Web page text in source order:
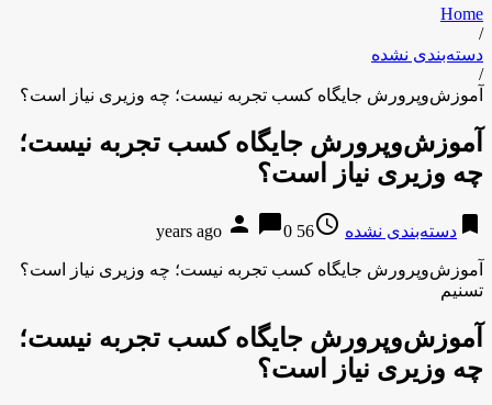
Home
/
دسته‌بندی نشده
/
آموزش‌وپرورش جایگاه کسب تجربه نیست؛ چه وزیری نیاز است؟
آموزش‌وپرورش جایگاه کسب تجربه نیست؛
چه وزیری نیاز است؟
bookmark دسته‌بندی نشده access_time
56 years ago
person chat_bubble0
آموزش‌وپرورش جایگاه کسب تجربه نیست؛ چه وزیری نیاز است؟
تسنیم
آموزش‌وپرورش جایگاه کسب تجربه نیست؛
چه وزیری نیاز است؟